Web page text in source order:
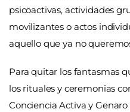
psicoactivas, actividades
movilizantes o actos
aquello que ya no
Para quitar los fantasmas
los rituales y ceremonias
Conciencia Activa y